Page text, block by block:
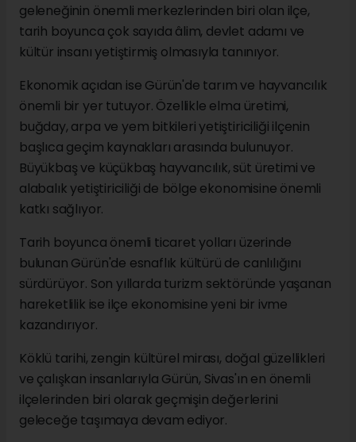
geleneğinin önemli merkezlerinden biri olan ilçe,
tarih boyunca çok sayıda âlim, devlet adamı ve
kültür insanı yetiştirmiş olmasıyla tanınıyor.
Ekonomik açıdan ise Gürün'de tarım ve hayvancılık
önemli bir yer tutuyor. Özellikle elma üretimi,
buğday, arpa ve yem bitkileri yetiştiriciliği ilçenin
başlıca geçim kaynakları arasında bulunuyor.
Büyükbaş ve küçükbaş hayvancılık, süt üretimi ve
alabalık yetiştiriciliği de bölge ekonomisine önemli
katkı sağlıyor.
Tarih boyunca önemli ticaret yolları üzerinde
bulunan Gürün'de esnaflık kültürü de canlılığını
sürdürüyor. Son yıllarda turizm sektöründe yaşanan
hareketlilik ise ilçe ekonomisine yeni bir ivme
kazandırıyor.
Köklü tarihi, zengin kültürel mirası, doğal güzellikleri
ve çalışkan insanlarıyla Gürün, Sivas'ın en önemli
ilçelerinden biri olarak geçmişin değerlerini
geleceğe taşımaya devam ediyor.